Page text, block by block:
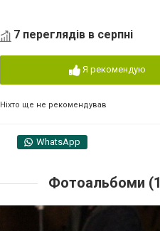
7 переглядів в серпні
Я рекомендую
Ніхто ще не рекомендував
WhatsApp
Фотоальбоми